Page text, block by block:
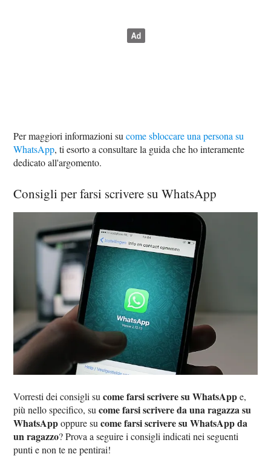
Per maggiori informazioni sucome sbloccare una persona su
WhatsApp, ti esorto a consultare la guida che ho interamente
dedicato all'argomento.
Consigli per farsi scrivere su WhatsApp
Vorresti dei consigli sucome farsi scrivere su WhatsAppe,
più nello specifico, sucome farsi scrivere da una ragazza su
WhatsAppoppure sucome farsi scrivere su WhatsApp da
un ragazzo? Prova a seguire i consigli indicati nei seguenti
punti e non te ne pentirai!